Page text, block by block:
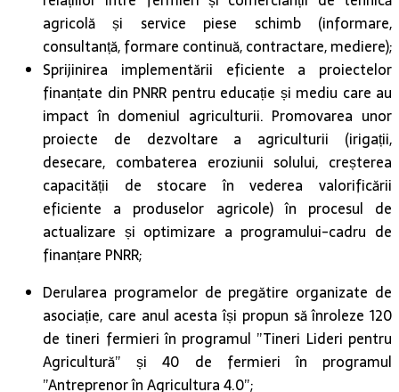
agricolă și service piese schimb (informare,
consultanță, formare continuă, contractare, mediere);
Sprijinirea implementării eficiente a proiectelor
finanțate din PNRR pentru educație și mediu care au
impact în domeniul agriculturii. Promovarea unor
proiecte de dezvoltare a agriculturii (irigații,
desecare, combaterea eroziunii solului, creșterea
capacității de stocare în vederea valorificării
eficiente a produselor agricole) în procesul de
actualizare și optimizare a programului-cadru de
finanțare PNRR;
Derularea programelor de pregătire organizate de
asociație, care anul acesta își propun să înroleze 120
de tineri fermieri în programul ”Tineri Lideri pentru
Agricultură” și 40 de fermieri în programul
”Antreprenor în Agricultura 4.0”;